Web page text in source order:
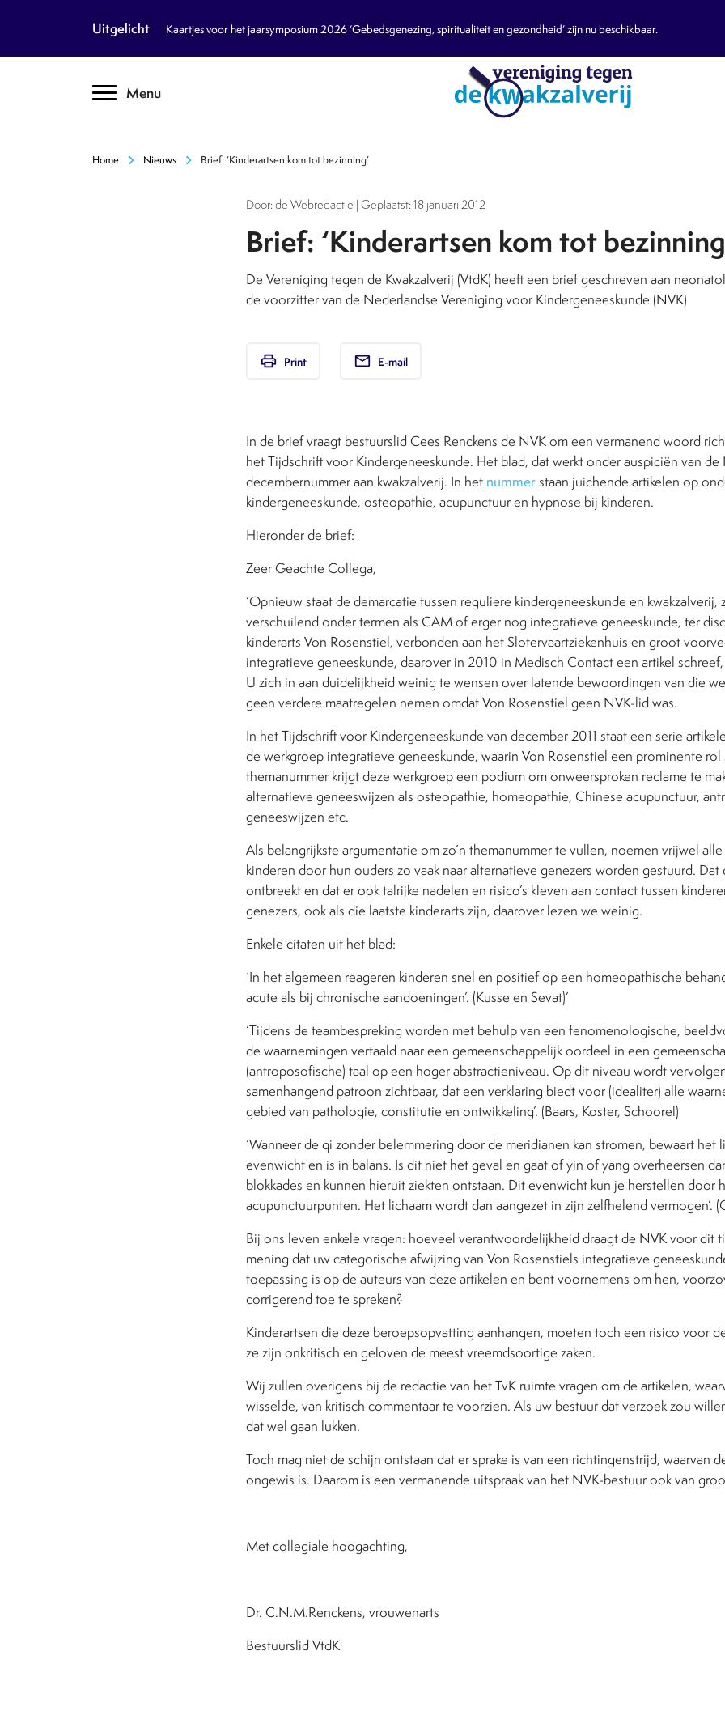
Uitgelicht Kaartjes voor het jaarsymposium 2026 ‘Gebedsgenezing, spiritualiteit en gezondheid’ zijn nu beschikbaar.
Menu
Nieuws
inventory_2 Dossiers chevron_right
text_format Encyclopedie
Home chevron_right Nieuws chevron_right Brief: ‘Kinderartsen kom tot bezinning’
Door: de Webredactie | Geplaatst: 18 januari 2012
Brief: ‘Kinderartsen kom tot
De Vereniging tegen de Kwakzalverij (VtdK) heeft een brief geschreven aan
de voorzitter van de Nederlandse Vereniging voor Kindergeneeskunde (NVK)
print Print email E-mail
In de brief vraagt bestuurslid Cees Renckens de NVK om een vermanend woord
het Tijdschrift voor Kindergeneeskunde. Het blad, dat werkt onder auspiciën van
decembernummer aan kwakzalverij. In het nummerstaan juichende artikelen op
kindergeneeskunde, osteopathie, acupunctuur en hypnose bij kinderen.
Hieronder de brief:
Zeer Geachte Collega,
‘Opnieuw staat de demarcatie tussen reguliere kindergeneeskunde en
verschuilend onder termen als CAM of erger nog integratieve geneeskunde, ter
kinderarts Von Rosenstiel, verbonden aan het Slotervaartziekenhuis en groot
integratieve geneeskunde, daarover in 2010 in Medisch Contact een artikel
U zich in aan duidelijkheid weinig te wensen over latende bewoordingen van die
geen verdere maatregelen nemen omdat Von Rosenstiel geen NVK-lid was.
In het Tijdschrift voor Kindergeneeskunde van december 2011 staat een serie
de werkgroep integratieve geneeskunde, waarin Von Rosenstiel een prominente
themanummer krijgt deze werkgroep een podium om onweersproken reclame te
alternatieve geneeswijzen als osteopathie, homeopathie, Chinese acupunctuur,
geneeswijzen etc.
Als belangrijkste argumentatie om zo’n themanummer te vullen, noemen vrijwel
kinderen door hun ouders zo vaak naar alternatieve genezers worden gestuurd.
ontbreekt en dat er ook talrijke nadelen en risico’s kleven aan contact tussen
genezers, ook als die laatste kinderarts zijn, daarover lezen we weinig.
Enkele citaten uit het blad:
‘In het algemeen reageren kinderen snel en positief op een homeopathische
acute als bij chronische aandoeningen’. (Kusse en Sevat)’
‘Tijdens de teambespreking worden met behulp van een fenomenologische,
de waarnemingen vertaald naar een gemeenschappelijk oordeel in een
(antroposofische) taal op een hoger abstractieniveau. Op dit niveau wordt
samenhangend patroon zichtbaar, dat een verklaring biedt voor (idealiter) alle
gebied van pathologie, constitutie en ontwikkeling’. (Baars, Koster, Schoorel)
‘Wanneer de qi zonder belemmering door de meridianen kan stromen, bewaart het
evenwicht en is in balans. Is dit niet het geval en gaat of yin of yang overheersen
blokkades en kunnen hieruit ziekten ontstaan. Dit evenwicht kun je herstellen door
acupunctuurpunten. Het lichaam wordt dan aangezet in zijn zelfhelend vermogen’.
Bij ons leven enkele vragen: hoeveel verantwoordelijkheid draagt de NVK voor dit
mening dat uw categorische afwijzing van Von Rosenstiels integratieve
toepassing is op de auteurs van deze artikelen en bent voornemens om hen,
corrigerend toe te spreken?
Kinderartsen die deze beroepsopvatting aanhangen, moeten toch een risico voor
ze zijn onkritisch en geloven de meest vreemdsoortige zaken.
Wij zullen overigens bij de redactie van het TvK ruimte vragen om de artikelen,
wisselde, van kritisch commentaar te voorzien. Als uw bestuur dat verzoek zou
dat wel gaan lukken.
Toch mag niet de schijn ontstaan dat er sprake is van een richtingenstrijd, waarvan
ongewis is. Daarom is een vermanende uitspraak van het NVK-bestuur ook van
Met collegiale hoogachting,
Dr. C.N.M.Renckens, vrouwenarts
Bestuurslid VtdK